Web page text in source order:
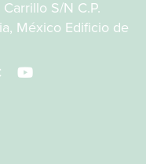
S/N C.P.
México Edificio de